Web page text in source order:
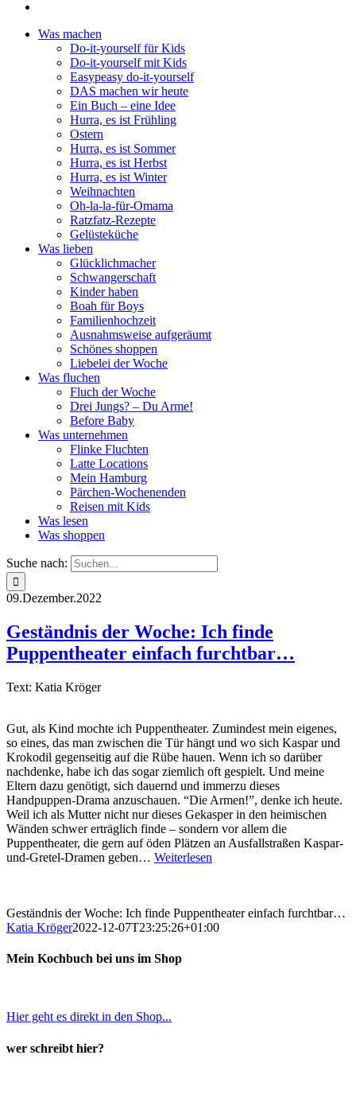
Was machen
Do-it-yourself für Kids
Do-it-yourself mit Kids
Easypeasy do-it-yourself
DAS machen wir heute
Ein Buch – eine Idee
Hurra, es ist Frühling
Ostern
Hurra, es ist Sommer
Hurra, es ist Herbst
Hurra, es ist Winter
Weihnachten
Oh-la-la-für-Omama
Ratzfatz-Rezepte
Gelüsteküche
Was lieben
Glücklichmacher
Schwangerschaft
Kinder haben
Boah für Boys
Familienhochzeit
Ausnahmsweise aufgeräumt
Schönes shoppen
Liebelei der Woche
Was fluchen
Fluch der Woche
Drei Jungs? – Du Arme!
Before Baby
Was unternehmen
Flinke Fluchten
Latte Locations
Mein Hamburg
Pärchen-Wochenenden
Reisen mit Kids
Was lesen
Was shoppen
Suche nach:
09.Dezember.2022
Geständnis der Woche: Ich finde
Puppentheater einfach furchtbar…
Text: Katia Kröger
Gut, als Kind mochte ich Puppentheater. Zumindest mein eigenes,
so eines, das man zwischen die Tür hängt und wo sich Kaspar und
Krokodil gegenseitig auf die Rübe hauen. Wenn ich so darüber
nachdenke, habe ich das sogar ziemlich oft gespielt. Und meine
Eltern dazu genötigt, sich dauernd und immerzu dieses
Handpuppen-Drama anzuschauen. “Die Armen!”, denke ich heute.
Weil ich als Mutter nicht nur dieses Gekasper in den heimischen
Wänden schwer erträglich finde – sondern vor allem die
Puppentheater, die gern auf öden Plätzen an Ausfallstraßen Kaspar-
und-Gretel-Dramen geben… Weiterlesen
Geständnis der Woche: Ich finde Puppentheater einfach furchtbar…
Katia Kröger2022-12-07T23:25:26+01:00
Mein Kochbuch bei uns im Shop
Hier geht es direkt in den Shop...
wer schreibt hier?